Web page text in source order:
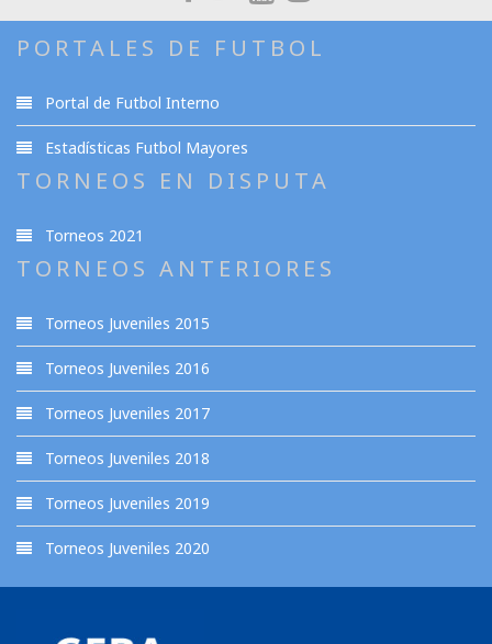
PORTALES DE FUTBOL
Portal de Futbol Interno
Estadísticas Futbol Mayores
TORNEOS EN DISPUTA
Torneos 2021
TORNEOS ANTERIORES
Torneos Juveniles 2015
Torneos Juveniles 2016
Torneos Juveniles 2017
Torneos Juveniles 2018
Torneos Juveniles 2019
Torneos Juveniles 2020